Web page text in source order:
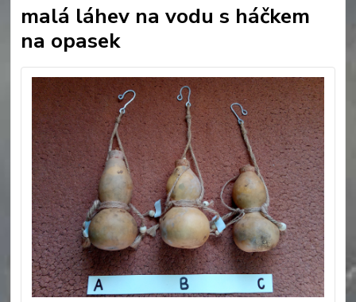
malá láhev na vodu s háčkem
na opasek